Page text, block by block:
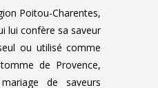
Poitou-Charentes,
lui confère sa saveur
ou utilisé comme
de Provence,
de saveurs